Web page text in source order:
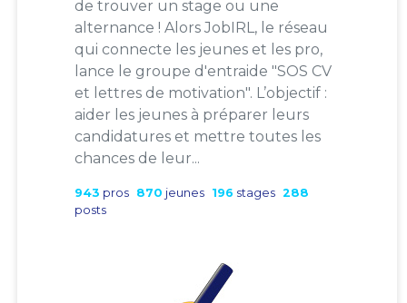
de trouver un stage ou une
alternance ! Alors JobIRL, le réseau
qui connecte les jeunes et les pro,
lance le groupe d'entraide "SOS CV
et lettres de motivation". L’objectif :
aider les jeunes à préparer leurs
candidatures et mettre toutes les
chances de leur...
943 pros 870 jeunes 196 stages 288
posts